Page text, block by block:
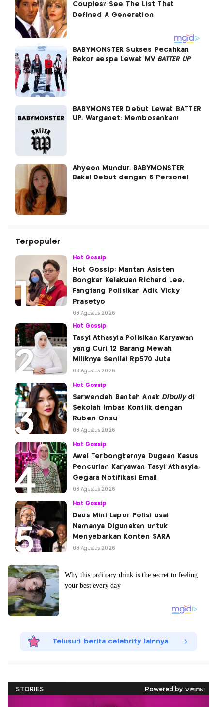
BABYMONSTER Sukses Pecahkan
Rekor aespa Lewat MV BATTER UP
BABYMONSTER Debut Lewat BATTER
UP, Warganet: Membosankan!
Ahyeon Mundur, BABYMONSTER
Bakal Debut dengan 6 Personel
Terpopuler
Hot Gossip
Hot Gossip: Mantan Asisten
Bongkar Kelakuan Richard Lee,
Fangfang Polisikan Adik Vicky
Prasetyo
08 Agustus 2026
Hot Gossip
Tasyi Athasyia Polisikan Karyawan
yang Curi 12 Barang Mewah
Miliknya Senilai Rp570 Juta
08 Agustus 2026
Hot Gossip
Sarwendah Bantah Anak Dibullydi
Sekolah Imbas Konflik dengan
Ruben Onsu
08 Agustus 2026
Hot Gossip
Awal Terbongkarnya Dugaan Kasus
Pencurian Karyawan Tasyi Athasyia,
Gegara Notifikasi Email
08 Agustus 2026
Hot Gossip
Daus Mini Lapor Polisi usai
Namanya Digunakan untuk
Menyebarkan Konten SARA
08 Agustus 2026
Telusuri berita celebrity lainnya